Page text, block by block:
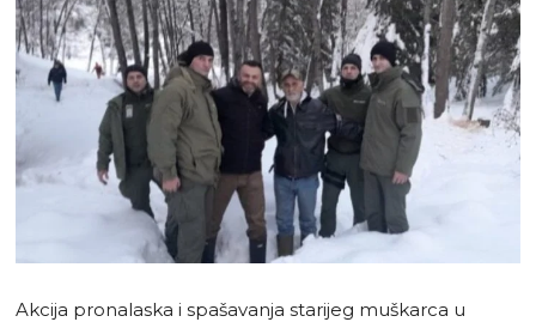
Akcija pronalaska i spašavanja starijeg muškarca u